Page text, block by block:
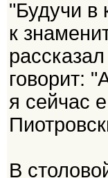
"Будучи в
к
говорит:
я сейчас
В